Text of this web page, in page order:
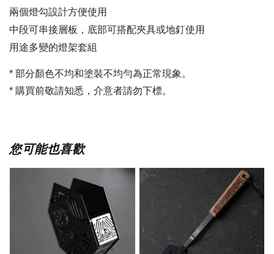
兩個燈勾設計方便使用
中段可串接層板，底部可搭配夾具或地釘使用
用途多變的燈架套組
* 部分顏色不均和塗裝不均勻為正常現象。
* 購買前敬請知悉，介意者請勿下標。
您可能也喜歡